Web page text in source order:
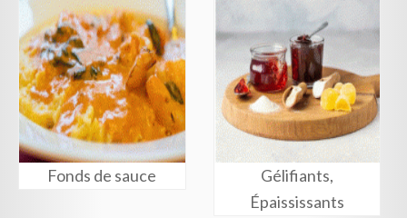
Fonds de sauce
Gélifiants,
Épaississants